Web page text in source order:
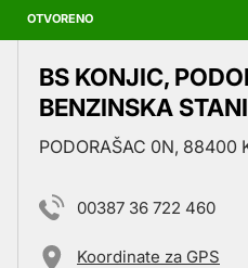
OTVORENO
BS KONJIC,
BENZINSKA
PODORAŠAC 0N, 88400
00387 36 722 460
Koordinate za GPS